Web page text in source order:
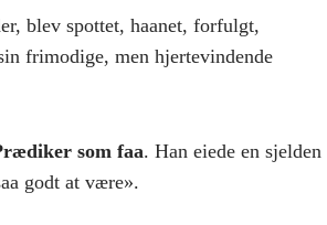
blev spottet, haanet, forfulgt,
frimodige, men hjertevindende
som faa. Han eiede en sjelden
godt at være».